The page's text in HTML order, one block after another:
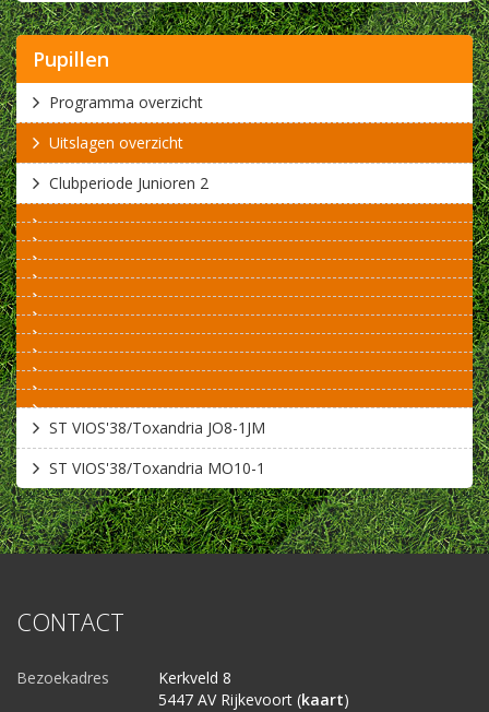
Pupillen
Programma overzicht
Uitslagen overzicht
Clubperiode Junioren 2
ST VIOS'38/Toxandria JO8-1JM
ST VIOS'38/Toxandria MO10-1
CONTACT
Bezoekadres
Kerkveld 8
5447 AV Rijkevoort (kaart)